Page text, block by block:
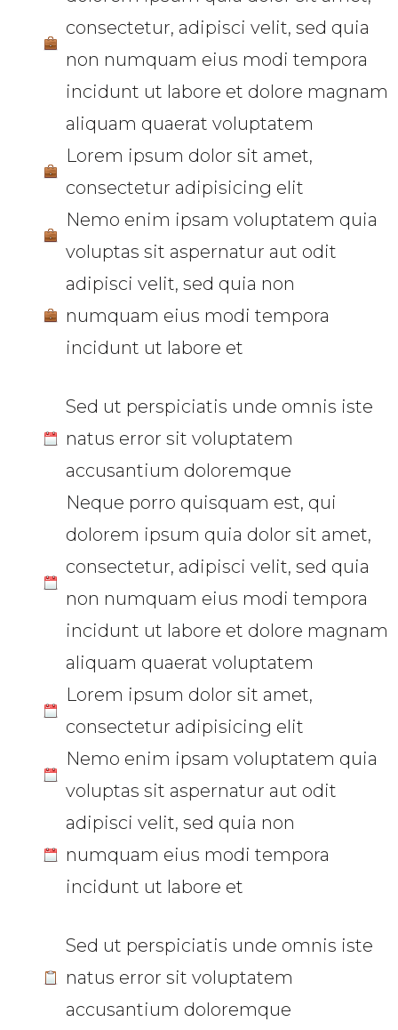
consectetur, adipisci velit, sed quia
non numquam eius modi tempora
incidunt ut labore et dolore magnam
aliquam quaerat voluptatem
Lorem ipsum dolor sit amet,
consectetur adipisicing elit
Nemo enim ipsam voluptatem quia
voluptas sit aspernatur aut odit
adipisci velit, sed quia non
numquam eius modi tempora
incidunt ut labore et
Sed ut perspiciatis unde omnis iste
natus error sit voluptatem
accusantium doloremque
Neque porro quisquam est, qui
dolorem ipsum quia dolor sit amet,
consectetur, adipisci velit, sed quia
non numquam eius modi tempora
incidunt ut labore et dolore magnam
aliquam quaerat voluptatem
Lorem ipsum dolor sit amet,
consectetur adipisicing elit
Nemo enim ipsam voluptatem quia
voluptas sit aspernatur aut odit
adipisci velit, sed quia non
numquam eius modi tempora
incidunt ut labore et
Sed ut perspiciatis unde omnis iste
natus error sit voluptatem
accusantium doloremque